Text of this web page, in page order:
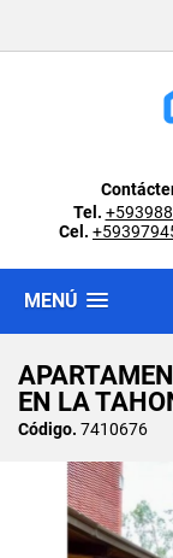
Tel.
Cel.
MENÚ
EN LA
Código. 7410676